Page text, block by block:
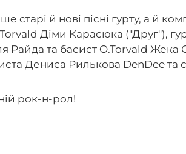
старі й нові пісні гурту, а й
Діми Карасюка ("Друг"),
та басист O.Torvald Жека
Дениса Рилькова DenDee та
рок-н-рол!